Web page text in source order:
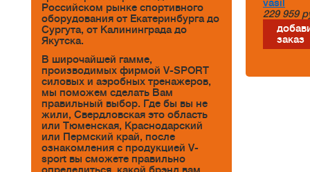
Российском рынке спортивного
оборудования от Екатеринбурга до
Сургута, от Калининграда до
Якутска.
В широчайшей гамме,
производимых фирмой V-SPORT
силовых и аэробных тренажеров,
мы поможем сделать Вам
правильный выбор. Где бы вы не
жили, Свердловская это область
или Тюменская, Краснодарский
или Пермский край, после
ознакомления с продукцией V-
sport вы сможете правильно
vasil
229 959
заказ